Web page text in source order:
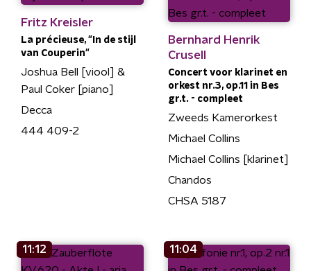
Fritz Kreisler
La précieuse, "In de stijl
van Couperin"
Joshua Bell [viool] &
Paul Coker [piano]
Decca
444 409-2
Bernhard Henrik
Crusell
Concert voor klarinet en
orkest nr.3, op.11 in Bes
gr.t. - compleet
Zweeds Kamerorkest
Michael Collins
Michael Collins [klarinet]
Chandos
CHSA 5187
11:12 11:04